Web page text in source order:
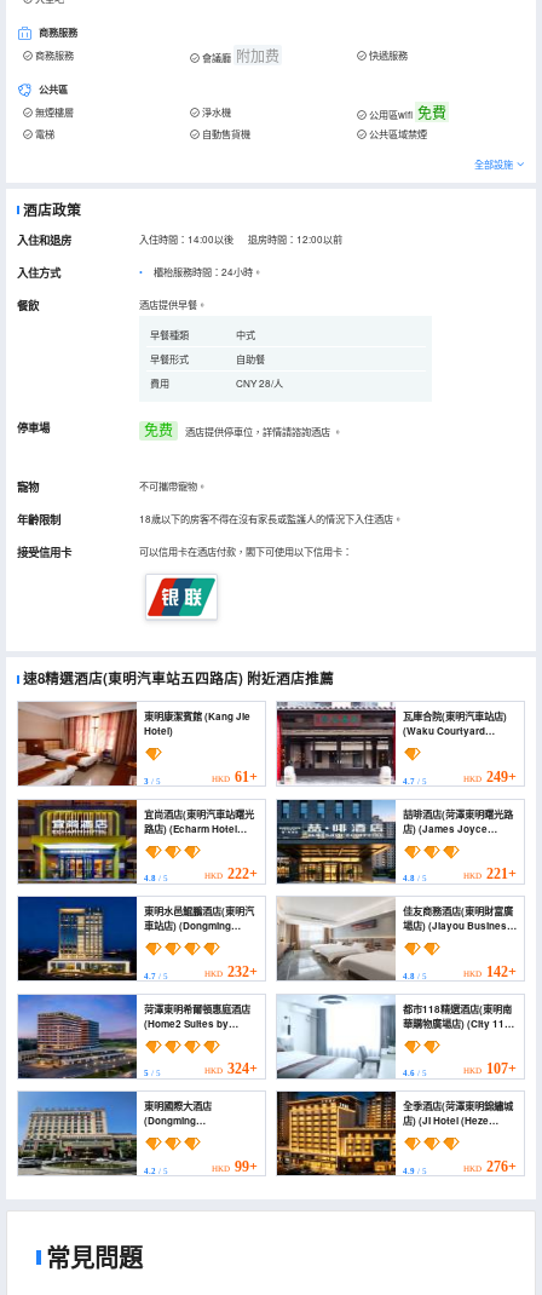
商務服務
商務服務 會議廳 附加费 快遞服務
公共區
無煙樓層 淨水機 公用區wifi 免費
電梯 自動售貨機 公共區域禁煙
全部設施
酒店政策
入住和退房 入住時間：14:00以後 退房時間：12:00以前
入住方式 櫃枱服務時間：24小時。
餐飲 酒店提供早餐。
早餐種類
中式
早餐形式
自助餐
費用
CNY 28/人
停車場 免费 酒店提供停車位，詳情請諮詢酒店 。
寵物 不可攜帶寵物。
年齡限制 18歲以下的房客不得在沒有家長或監護人的情況下入住酒店。
接受信用卡 可以信用卡在酒店付款，閣下可使用以下信用卡：
速8精選酒店(東明汽車站五四路店) 附近酒店推薦
東明康潔賓館 (Kang Jie
Hotel)
3 / 5 HKD 61+
瓦庫合院(東明汽車站店)
(Waku Courtyard
House (Dongming Bus
Station))
4.7/ 5 HKD 249+
宜尚酒店(東明汽車站曙光
路店) (Echarm Hotel
(Dongming Bus Station
Shuguang Road
Branch))
4.8 / 5 HKD 222+
喆啡酒店(菏澤東明曙光路
店) (James Joyce
Coffetel Hotel (Heze
Dongming County
Shuguang Road))
4.8/ 5 HKD 221+
東明水邑鯤鵬酒店(東明汽
車站店) (Dongming
Shuiyi Kunpeng Hotel)
4.7 / 5 HKD 232+
佳友商務酒店(東明財富廣
場店) (Jiayou Business
Hotel (Dongming
Fortune Plaza Branch))
4.8/ 5 HKD 142+
菏澤東明希爾頓惠庭酒店
(Home2 Suites by
Hilton Heze Dongming)
5 / 5 HKD 324+
都市118精選酒店(東明南
華購物廣場店) (City 118
Select Hotel (Dongming
Nanhua Shopping
Plaza))
4.6/ 5 HKD 107+
東明國際大酒店
(Dongming
International Hotel)
4.2 / 5 HKD 99+
全季酒店(菏澤東明錦繡城
店) (JI Hotel (Heze
Dongming County
Jinxiucheng))
4.9/ 5 HKD 276+
常見問題